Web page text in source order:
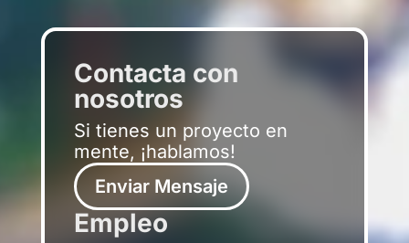
Contacta con
nosotros
Si tienes un proyecto en
mente, ¡hablamos!
Enviar Mensaje
Empleo